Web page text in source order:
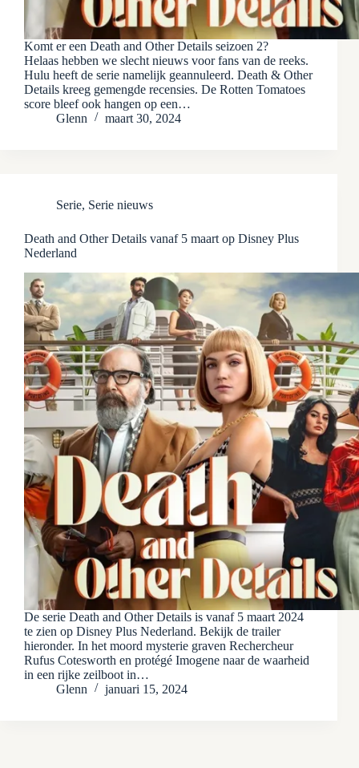
Komt er een Death and Other Details seizoen 2?
Helaas hebben we slecht nieuws voor fans van de reeks.
Hulu heeft de serie namelijk geannuleerd. Death & Other
Details kreeg gemengde recensies. De Rotten Tomatoes
score bleef ook hangen op een…
Glenn
maart 30, 2024
Serie, Serie nieuws
Death and Other Details vanaf 5 maart op Disney Plus
Nederland
De serie Death and Other Details is vanaf 5 maart 2024
te zien op Disney Plus Nederland. Bekijk de trailer
hieronder. In het moord mysterie graven Rechercheur
Rufus Cotesworth en protégé Imogene naar de waarheid
in een rijke zeilboot in…
Glenn
januari 15, 2024